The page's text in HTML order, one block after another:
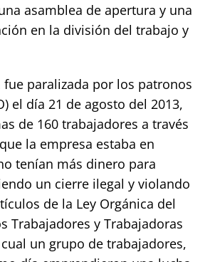
asamblea de apertura y una
en la división del trabajo y
fue paralizada por los patronos
el día 21 de agosto del 2013,
de 160 trabajadores a través
la empresa estaba en
tenían más dinero para
un cierre ilegal y violando
de la Ley Orgánica del
Trabajadores y Trabajadoras
cual un grupo de trabajadores,